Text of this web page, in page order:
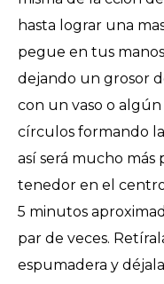
hasta lograr una
pegue en tus
dejando un grosor
con un vaso o
círculos formando
así será mucho más
tenedor en el
5 minutos
par de veces.
espumadera y